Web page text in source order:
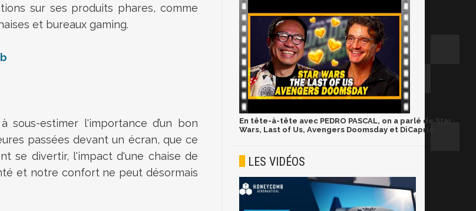
sur ses produits phares, comme
et bureaux gaming.
estimer l'importance d’un bon
passées devant un écran, que ce
se divertir, l'impact d'une chaise de
et notre confort ne peut désormais
En tête-à-tête avec PEDRO PASCAL, on a parlé de Star
Wars, Last of Us, Avengers Doomsday et DiCaprio
LES VIDÉOS